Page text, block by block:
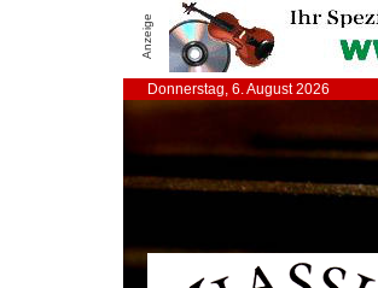
Anzeige
Donnerstag, 6. August 2026